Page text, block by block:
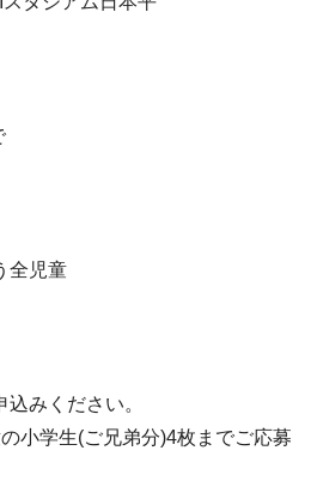
全児童
込みください。
小学生(ご兄弟分)4枚までご応募